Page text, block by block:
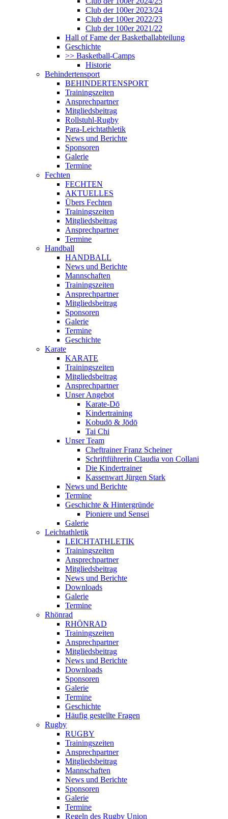
Club der 100er 2023/24
Club der 100er 2022/23
Club der 100er 2021/22
Hall of Fame der Basketballabteilung
Geschichte
>> Basketball-Camps
Historie
Behindertensport
BEHINDERTENSPORT
Trainingszeiten
Ansprechpartner
Mitgliedsbeitrag
Rollstuhl-Rugby
Para-Leichtathletik
News und Berichte
Sponsoren
Galerie
Termine
Fechten
FECHTEN
AKTUELLES
Übers Fechten
Trainingszeiten
Mitgliedsbeitrag
Ansprechpartner
Termine
Handball
HANDBALL
News und Berichte
Mannschaften
Trainingszeiten
Ansprechpartner
Mitgliedsbeitrag
Sponsoren
Galerie
Termine
Geschichte
Karate
KARATE
Trainingszeiten
Mitgliedsbeitrag
Ansprechpartner
Unser Angebot
Karate-Dō
Kindertraining
Kobudō & Jōdō
Tai Chi
Unser Team
Cheftrainer Franz Scheiner
Schriftführerin Claudia von Collani
Die Kindertrainer
Kassenwart Jürgen Stark
News und Berichte
Termine
Geschichte & Hintergründe
Pioniere und Sensei
Galerie
Leichtathletik
LEICHTATHLETIK
Trainingszeiten
Ansprechpartner
Mitgliedsbeitrag
News und Berichte
Downloads
Galerie
Termine
Rhönrad
RHÖNRAD
Trainingszeiten
Ansprechpartner
Mitgliedsbeitrag
News und Berichte
Downloads
Sponsoren
Galerie
Termine
Geschichte
Häufig gestellte Fragen
Rugby
RUGBY
Trainingszeiten
Ansprechpartner
Mitgliedsbeitrag
Mannschaften
News und Berichte
Sponsoren
Galerie
Termine
Regeln des Rugby Union